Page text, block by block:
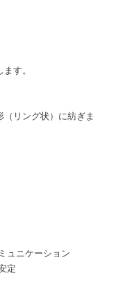
す。
リング状）に紡ぎま
ュニケーション
定